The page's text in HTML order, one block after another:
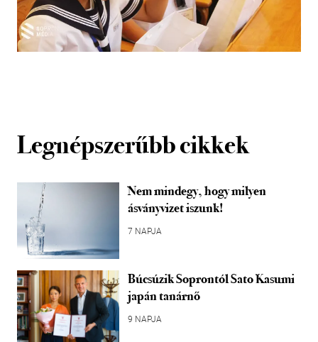
Legnépszerűbb cikkek
Nem mindegy, hogy milyen
ásványvizet iszunk!
7 NAPJA
Búcsúzik Soprontól Sato Kasumi
japán tanárnő
9 NAPJA